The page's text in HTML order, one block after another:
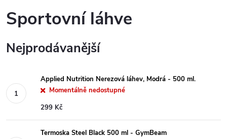
Sportovní láhve
Nejprodávanější
Applied Nutrition Nerezová láhev, Modrá - 500 ml.
Momentálně nedostupné
299 Kč
Termoska Steel Black 500 ml - GymBeam